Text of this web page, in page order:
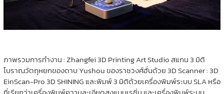
ภาพรวมการทำงาน : Zhangfei 3D Printing Art Studio สแกน 3 มิติ
โบราณวัตถุหยกของดาบ Yushou ของราชวงศ์ฮั่นด้วย 3D Scanner : 3D
EinScan-Pro 3D SHINING และพิมพ์ 3 มิติด้วยเครื่องพิมพ์ระบบ SLA หรือ